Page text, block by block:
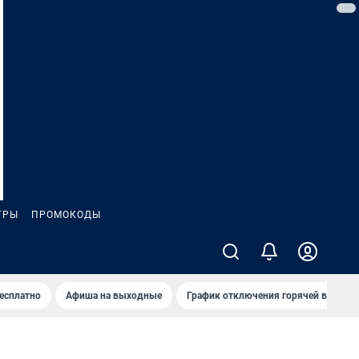
ПРОМОКОДЫ
Афиша на выходные График отключения горячей воды в